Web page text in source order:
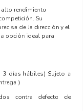
alto rendimiento
Su
de la dirección y el
opción ideal para
3 días hábiles( Sujeto a
)
contra defecto de